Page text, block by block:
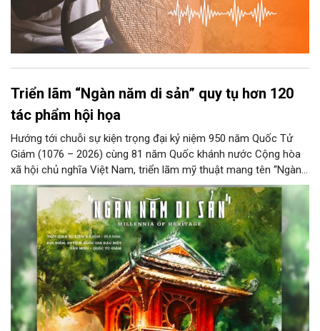
Triển lãm “Ngàn năm di sản” quy tụ hơn 120
tác phẩm hội họa
Hướng tới chuỗi sự kiện trọng đại kỷ niệm 950 năm Quốc Tử
Giám (1076 – 2026) cùng 81 năm Quốc khánh nước Cộng hòa
xã hội chủ nghĩa Việt Nam, triển lãm mỹ thuật mang tên “Ngàn
năm di sản” sẽ chính thức khai mạc vào ngày 8/8 tại Nhà Thái
Học, Di tích Quốc gia đặc biệt Văn Miếu – Quốc Tử Giám. Sự
kiện kéo dài đến ngày 25/9/2026 hứa hẹn trở thành điểm đến
văn hóa đầy sức hút, góp phần làm phong phú đời sống nghệ
thuật của Thủ đô trong mùa thu này.